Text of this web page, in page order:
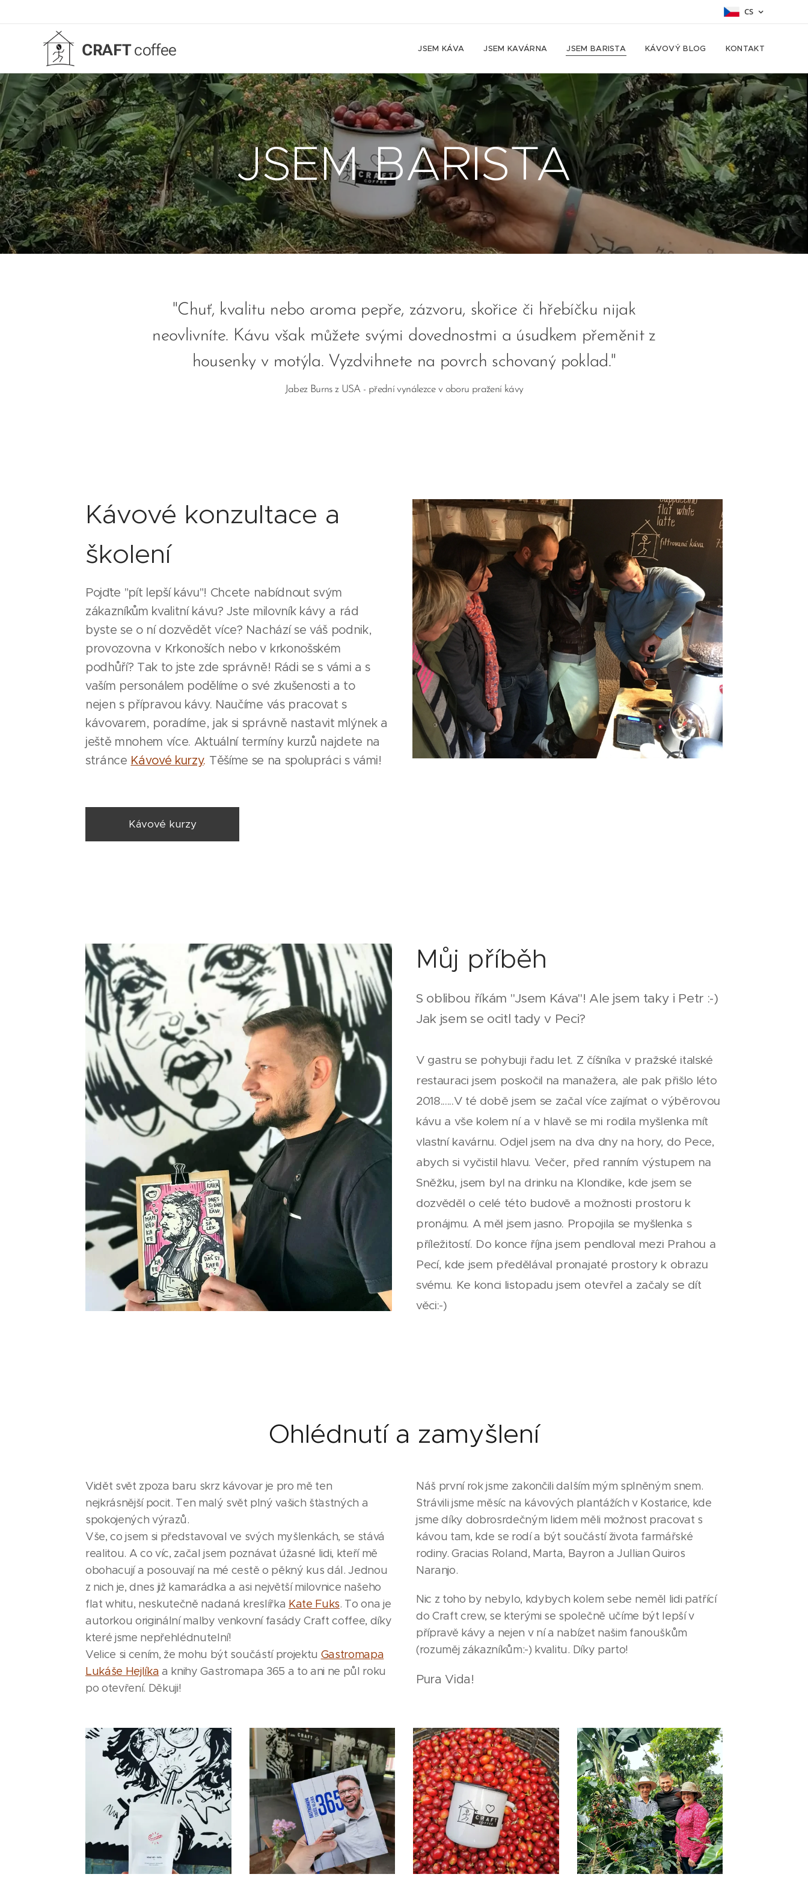
CS
CRAFTcoffee JSEM KÁVA JSEM KAVÁRNA JSEM BARISTA KÁVOVÝ BLOG KONTAKT
JSEM BARISTA
"Chuť, kvalitu nebo aroma pepře, zázvoru, skořice či hřebíčku nijak
neovlivníte. Kávu však můžete svými dovednostmi a úsudkem přeměnit z
housenky v motýla. Vyzdvihnete na povrch schovaný poklad."
Jabez Burns z USA - přední vynálezce v oboru pražení kávy
Kávové konzultace a
školení
Pojďte "pít lepší kávu"! Chcete nabídnout svým
zákazníkům kvalitní kávu? Jste milovník kávy a rád
byste se o ní dozvědět více? Nachází se váš podnik,
provozovna v Krkonoších nebo v krkonošském
podhůří? Tak to jste zde správně! Rádi se s vámi a s
vaším personálem podělíme o své zkušenosti a to
nejen s přípravou kávy. Naučíme vás pracovat s
kávovarem, poradíme, jak si správně nastavit mlýnek a
ještě mnohem více. Aktuální termíny kurzů najdete na
stránce Kávové kurzy. Těšíme se na spolupráci s vámi!
Kávové kurzy
Můj příběh
S oblibou říkám "Jsem Káva"! Ale jsem taky i Petr :-)
Jak jsem se ocitl tady v Peci?
V gastru se pohybuji řadu let. Z číšníka v pražské italské
restauraci jsem poskočil na manažera, ale pak přišlo léto
2018......V té době jsem se začal více zajímat o výběrovou
kávu a vše kolem ní a v hlavě se mi rodila myšlenka mít
vlastní kavárnu. Odjel jsem na dva dny na hory, do Pece,
abych si vyčistil hlavu. Večer, před ranním výstupem na
Sněžku, jsem byl na drinku na Klondike, kde jsem se
dozvěděl o celé této budově a možnosti prostoru k
pronájmu. A měl jsem jasno. Propojila se myšlenka s
příležitostí. Do konce října jsem pendloval mezi Prahou a
Pecí, kde jsem předělával pronajaté prostory k obrazu
svému. Ke konci listopadu jsem otevřel a začaly se dít
věci:-)
Ohlédnutí a zamyšlení
Vidět svět zpoza baru skrz kávovar je pro mě ten
nejkrásnější pocit. Ten malý svět plný vašich šťastných a
spokojených výrazů.
Vše, co jsem si představoval ve svých myšlenkách, se stává
realitou. A co víc, začal jsem poznávat úžasné lidi, kteří mě
obohacují a posouvají na mé cestě o pěkný kus dál. Jednou
z nich je, dnes již kamarádka a asi největší milovnice našeho
flat whitu, neskutečně nadaná kreslířka Kate Fuks. To ona je
autorkou originální malby venkovní fasády Craft coffee, díky
které jsme nepřehlédnutelní!
Velice si cením, že mohu být součástí projektu Gastromapa
Lukáše Hejlíka a knihy Gastromapa 365 a to ani ne půl roku
po otevření. Děkuji!
Náš první rok jsme zakončili dalším mým splněným snem.
Strávili jsme měsíc na kávových plantážích v Kostarice, kde
jsme díky dobrosrdečným lidem měli možnost pracovat s
kávou tam, kde se rodí a být součástí života farmářské
rodiny. Gracias Roland, Marta, Bayron a Jullian Quiros
Naranjo.
Nic z toho by nebylo, kdybych kolem sebe neměl lidi patřící
do Craft crew, se kterými se společně učíme být lepší v
přípravě kávy a nejen v ní a nabízet našim fanouškům
(rozuměj zákazníkům:-) kvalitu. Díky parto!
Pura Vida!